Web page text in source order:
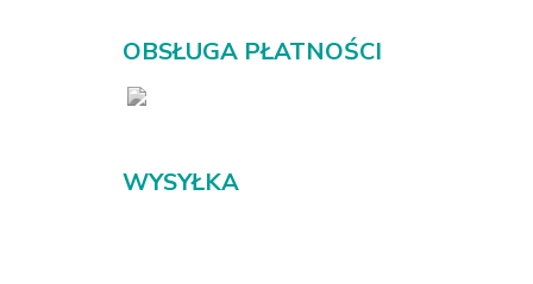
OBSŁUGA PŁATNOŚCI
WYSYŁKA